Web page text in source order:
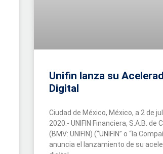
Unifin lanza su
Digital
Ciudad de México, México, a 2 de
2020.- UNIFIN Financiera, S.A.B. de
(BMV: UNIFIN) (“UNIFIN” o “la
anuncia el lanzamiento de su